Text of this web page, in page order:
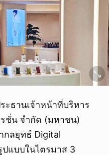
ธานเจ้าหน้าที่บริหาร
ชั่น จำกัด (มหาชน)
กลยุทธ์ Digital
ปแบบในไตรมาส 3